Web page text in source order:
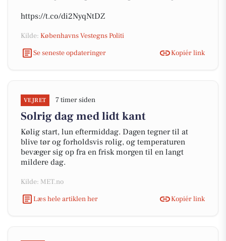
https://t.co/di2NyqNtDZ
Kilde: Københavns Vestegns Politi
Se seneste opdateringer
Kopiér link
VEJRET 7 timer siden
Solrig dag med lidt kant
Kølig start, lun eftermiddag. Dagen tegner til at
blive tør og forholdsvis rolig, og temperaturen
bevæger sig op fra en frisk morgen til en langt
mildere dag.
Kilde: MET.no
Læs hele artiklen her
Kopiér link